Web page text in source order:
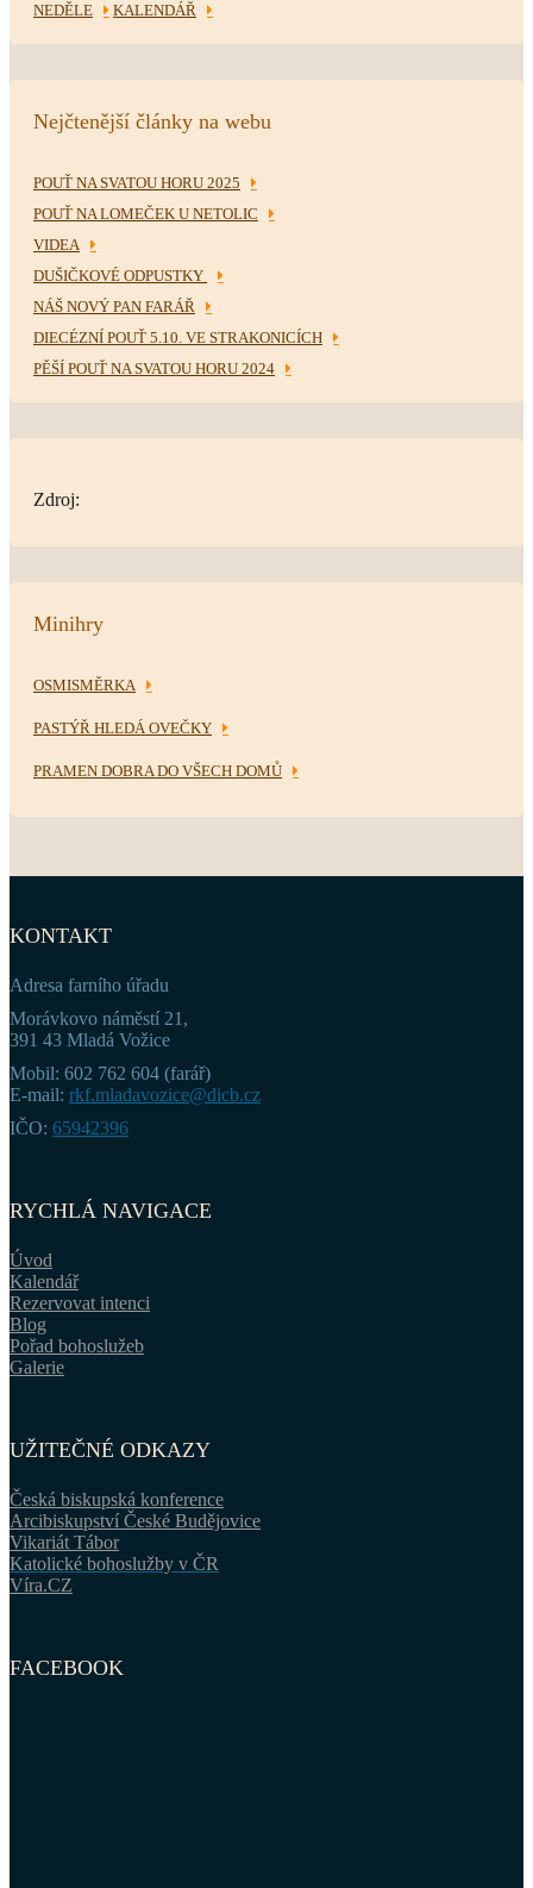
NEDĚLE
KALENDÁŘ
Nejčtenější články na webu
POUŤ NA SVATOU HORU 2025
POUŤ NA LOMEČEK U NETOLIC
VIDEA
DUŠIČKOVÉ ODPUSTKY
NÁŠ NOVÝ PAN FARÁŘ
DIECÉZNÍ POUŤ 5.10. VE STRAKONICÍCH
PĚŠÍ POUŤ NA SVATOU HORU 2024
Zdroj:
Minihry
OSMISMĚRKA
PASTÝŘ HLEDÁ OVEČKY
PRAMEN DOBRA DO VŠECH DOMŮ
KONTAKT
Adresa farního úřadu
Morávkovo náměstí 21,
391 43 Mladá Vožice
Mobil: 602 762 604 (farář)
E-mail: rkf.mladavozice@dicb.cz
IČO: 65942396
RYCHLÁ NAVIGACE
Úvod
Kalendář
Rezervovat intenci
Blog
Pořad bohoslužeb
Galerie
UŽITEČNÉ ODKAZY
Česká biskupská konference
Arcibiskupství České Budějovice
Vikariát Tábor
Katolické bohoslužby v ČR
Víra.CZ
FACEBOOK